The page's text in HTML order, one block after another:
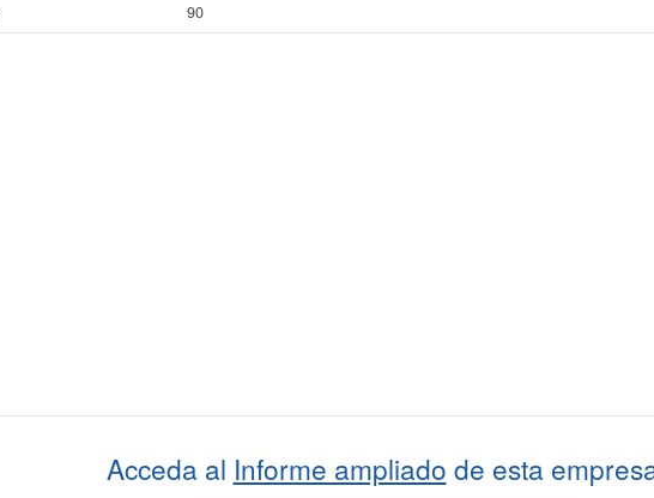
90
Acceda al Informe ampliado de esta